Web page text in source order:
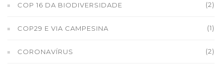
COP 16 DA BIODIVERSIDADE (2)
COP29 E VIA CAMPESINA (1)
CORONAVÍRUS (2)